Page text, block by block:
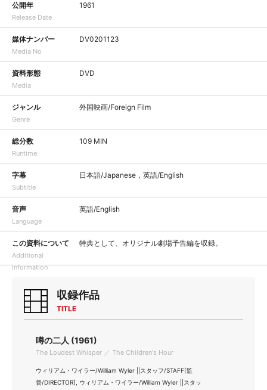
公開年
Release Date
1961
媒体ナンバー
Media No
DV0201123
資料形態
Media
DVD
ジャンル
Genre
外国映画/Foreign Film
総分数
Runtime
109 MIN
字幕
Subtitle
日本語/Japanese，英語/English
音声
Language
英語/English
この資料について
Additional
Information
特典として、オリジナル劇場予告編を収録。
収録作品
TITLE
噂の二人 (1961)
The Loudest Whisper ／ The Children's Hour
ウィリアム・ワイラー/William Wyler ||スタッフ/STAFF[監
督/DIRECTOR], ウィリアム・ワイラー/William Wyler ||スタッ